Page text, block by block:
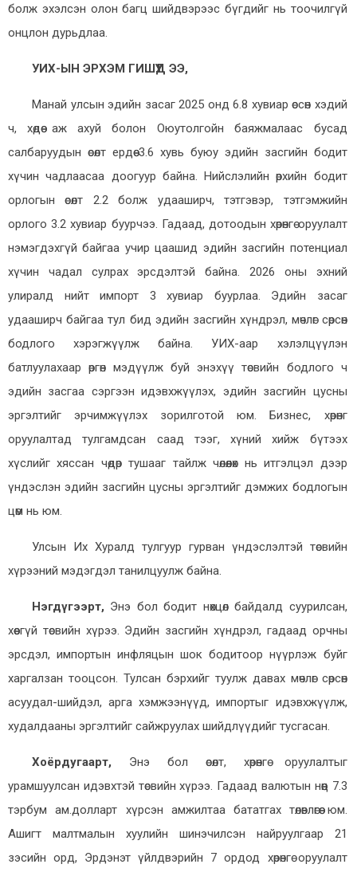
болж эхэлсэн олон багц шийдвэрээс бүгдийг нь тоочилгүй
онцлон дурьдлаа.
УИХ-ЫН ЭРХЭМ ГИШҮҮД ЭЭ,
Манай улсын эдийн засаг 2025 онд 6.8 хувиар өссөн хэдий
ч, хөдөө аж ахуй болон Оюутолгойн баяжмалаас бусад
салбаруудын өсөлт ердөө 3.6 хувь буюу эдийн засгийн бодит
хүчин чадлаасаа доогуур байна. Нийслэлийн өрхийн бодит
орлогын өсөлт 2.2 болж удааширч, тэтгэвэр, тэтгэмжийн
орлого 3.2 хувиар буурчээ. Гадаад, дотоодын хөрөнгө оруулалт
нэмэгдэхгүй байгаа учир цаашид эдийн засгийн потенциал
хүчин чадал сулрах эрсдэлтэй байна. 2026 оны эхний
улиралд нийт импорт 3 хувиар буурлаа. Эдийн засаг
удааширч байгаа тул бид эдийн засгийн хүндрэл, мөчлөг сөрсөн
бодлого хэрэгжүүлж байна. УИХ-аар хэлэлцүүлэн
батлуулахаар өргөн мэдүүлж буй энэхүү төсвийн бодлого ч
эдийн засгаа сэргээн идэвхжүүлэх, эдийн засгийн цусны
эргэлтийг эрчимжүүлэх зорилготой юм. Бизнес, хөрөнгө
оруулалтад тулгамдсан саад тээг, хүний хийж бүтээх
хүслийг хяссан чөдөр тушааг тайлж чөлөөлөх нь итгэлцэл дээр
үндэслэн эдийн засгийн цусны эргэлтийг дэмжих бодлогын
цөм нь юм.
Улсын Их Хуралд тулгуур гурван үндэслэлтэй төсвийн
хүрээний мэдэгдэл танилцуулж байна.
Нэгдүгээрт, Энэ бол бодит нөхцөл байдалд суурилсан,
хөөсгүй төсвийн хүрээ. Эдийн засгийн хүндрэл, гадаад орчны
эрсдэл, импортын инфляцын шок бодитоор нүүрлэж буйг
харгалзан тооцсон. Тулсан бэрхийг туулж давах мөчлөг сөрсөн
асуудал-шийдэл, арга хэмжээнүүд, импортыг идэвхжүүлж,
худалдааны эргэлтийг сайжруулах шийдлүүдийг тусгасан.
Хоёрдугаарт, Энэ бол өсөлт, хөрөнгө оруулалтыг
урамшуулсан идэвхтэй төсвийн хүрээ. Гадаад валютын нөөц 7.3
тэрбум ам.долларт хүрсэн амжилтаа бататгах төлөвлөгөө юм.
Ашигт малтмалын хуулийн шинэчилсэн найруулгаар 21
зэсийн орд, Эрдэнэт үйлдвэрийн 7 ордод хөрөнгө оруулалт